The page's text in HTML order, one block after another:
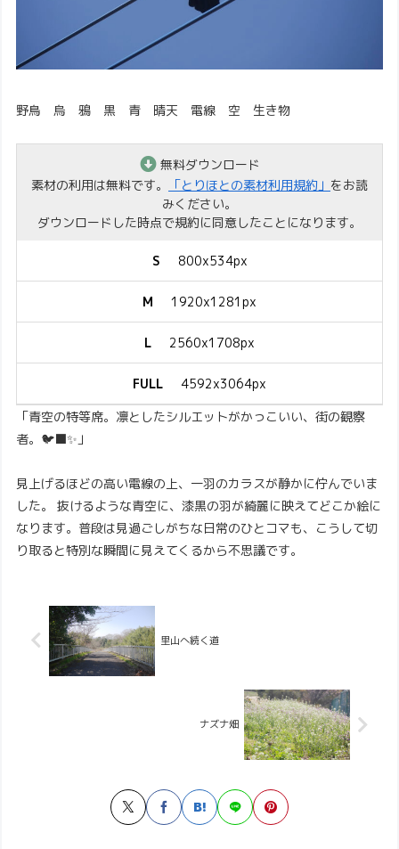
野鳥 烏 鴉 黒 青 晴天 電線 空 生き物
無料ダウンロード
素材の利用は無料です。
「とりほとの素材利用規約」 をお読
みください。
ダウンロードした時点で規約に同意したことになります。
S 800x534px
M 1920x1281px
L 2560x1708px
FULL
4592x3064px
「青空の特等席。凛としたシルエットがかっこいい、街の観察
者。🐦‍⬛✨」
見上げるほどの高い電線の上、一羽のカラスが静かに佇んでいま
した。 抜けるような青空に、漆黒の羽が綺麗に映えてどこか絵に
なります。普段は見過ごしがちな日常のひとコマも、こうして切
り取ると特別な瞬間に見えてくるから不思議です。
里山へ続く道
ナズナ畑